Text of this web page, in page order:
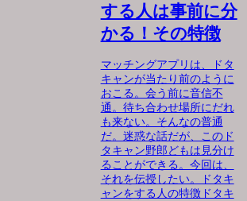
する人は事前に分
かる！その特徴
マッチングアプリは、ドタ
キャンが当たり前のように
おこる。会う前に音信不
通。待ち合わせ場所にだれ
も来ない。そんなの普通
だ。迷惑な話だが、このド
タキャン野郎どもは見分け
ることができる。今回は、
それを伝授したい。ドタキ
ャンをする人の特徴ドタキ